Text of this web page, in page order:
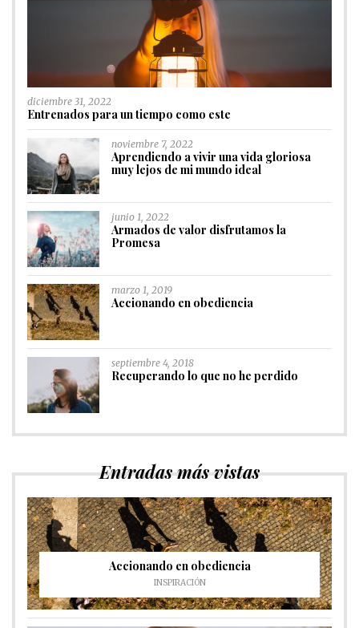
diciembre 31, 2022
Entrenados para un tiempo como este
noviembre 7, 2022
Aprendiendo a vivir una vida gloriosa
muy lejos de mi mundo ideal
junio 1, 2022
Armados de valor disfrutamos la
Promesa
marzo 1, 2019
Accionando en obediencia
septiembre 4, 2018
Recuperando lo que no he perdido
Entradas más vistas
Accionando en obediencia
INSPIRACIÓN